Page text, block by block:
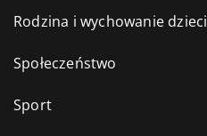
Rodzina i wychowanie dzieci
Społeczeństwo
Sport